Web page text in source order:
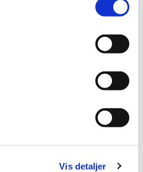
Vis detaljer